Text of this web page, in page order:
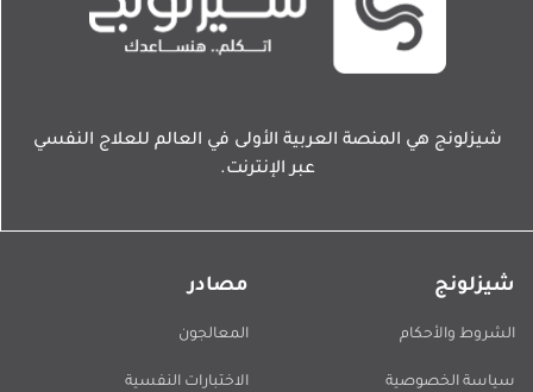
شيزلونج هي المنصة العربية الأولى في العالم للعلاج النفسي
عبر الإنترنت.
شيزلونج
الشروط والأحكام
سياسة الخصوصية
مصادر
المعالجون
الاختبارات النفسية